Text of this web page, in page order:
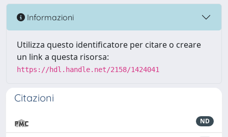
Informazioni
Utilizza questo identificatore per citare o creare
un link a questa risorsa:
https://hdl.handle.net/2158/1424041
Citazioni
ND